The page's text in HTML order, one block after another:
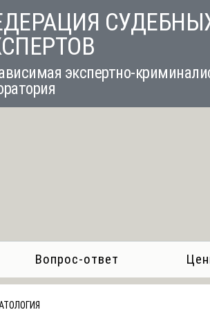
экспертно-
Вопрос-ответ